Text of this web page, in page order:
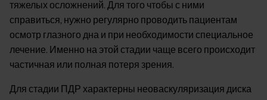
тяжелых осложнений. Для того чтобы с ними
справиться, нужно регулярно проводить пациентам
осмотр глазного дна и при необходимости специальное
лечение. Именно на этой стадии чаще всего происходит
частичная или полная потеря зрения.
Для стадии ПДР характерны неоваскуляризация диска